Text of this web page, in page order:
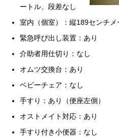
ートル、段差なし
室内（個室）：縦189センチ
緊急呼び出し装置：あり
介助者用仕切り：なし
オムツ交換台：あり
ベビーチェア：なし
手すり：あり（便座左側）
オストメイト対応：あり
手すり付き小便器：なし